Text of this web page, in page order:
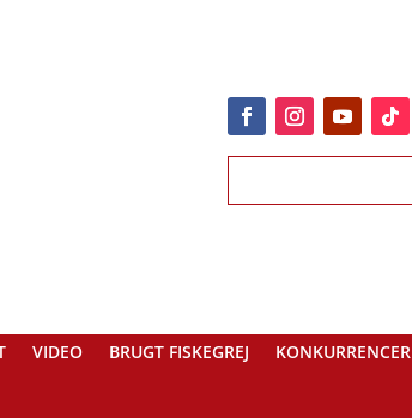
VIDEO BRUGT FISKEGREJ
KONKURRENCER